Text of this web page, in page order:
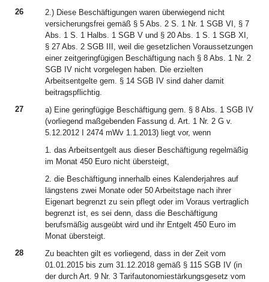
26
2.) Diese Beschäftigungen waren überwiegend nicht
versicherungsfrei gemäß § 5 Abs. 2 S. 1 Nr. 1 SGB VI, § 7
Abs. 1 S. 1 Halbs. 1 SGB V und § 20 Abs. 1 S. 1 SGB XI,
§ 27 Abs. 2 SGB III, weil die gesetzlichen Voraussetzungen
einer zeitgeringfügigen Beschäftigung nach § 8 Abs. 1 Nr. 2
SGB IV nicht vorgelegen haben. Die erzielten
Arbeitsentgelte gem. § 14 SGB IV sind daher damit
beitragspflichtig.
27
a) Eine geringfügige Beschäftigung gem. § 8 Abs. 1 SGB IV
(vorliegend maßgebenden Fassung d. Art. 1 Nr. 2 G v.
5.12.2012 I 2474 mWv 1.1.2013) liegt vor, wenn
1. das Arbeitsentgelt aus dieser Beschäftigung regelmäßig
im Monat 450 Euro nicht übersteigt,
2. die Beschäftigung innerhalb eines Kalenderjahres auf
längstens zwei Monate oder 50 Arbeitstage nach ihrer
Eigenart begrenzt zu sein pflegt oder im Voraus vertraglich
begrenzt ist, es sei denn, dass die Beschäftigung
berufsmäßig ausgeübt wird und ihr Entgelt 450 Euro im
Monat übersteigt.
28
Zu beachten gilt es vorliegend, dass in der Zeit vom
01.01.2015 bis zum 31.12.2018 gemäß § 115 SGB IV (in
der durch Art. 9 Nr. 3 Tarifautonomiestärkungsgesetz vom